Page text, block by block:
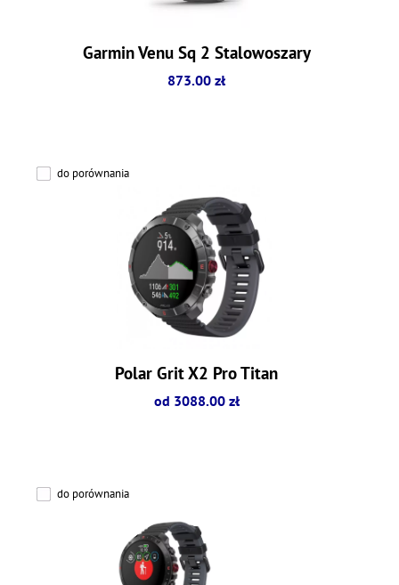
Garmin Venu Sq 2 Stalowoszary
873.00 zł
do porównania
Polar Grit X2 Pro Titan
od 3088.00 zł
do porównania